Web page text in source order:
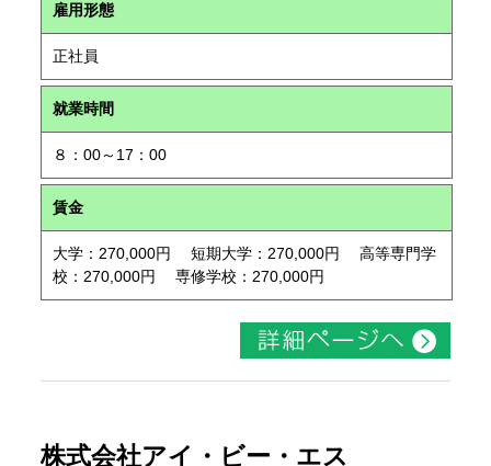
雇用形態
正社員
就業時間
８：00～17：00
賃金
大学：270,000円 短期大学：270,000円 高等専門学
校：270,000円 専修学校：270,000円
株式会社アイ・ビー・エス